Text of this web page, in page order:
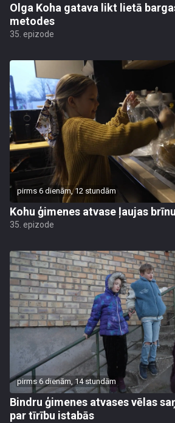
Olga Koha gatava likt lietā
metodes
35. epizode
pirms 6 dienām, 12 stundām
Kohu ģimenes atvase ļaujas
35. epizode
pirms 6 dienām, 14 stundām
Bindru ģimenes atvases vēlas
par tīrību istabās